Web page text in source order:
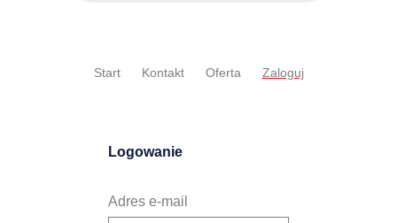
Start Kontakt Oferta Zaloguj
Logowanie
Adres e-mail